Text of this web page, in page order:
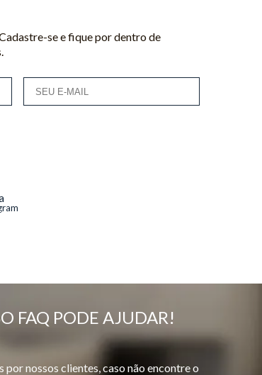
se e fique por dentro de
FAQ PODE AJUDAR!
nossos clientes, caso não encontre o